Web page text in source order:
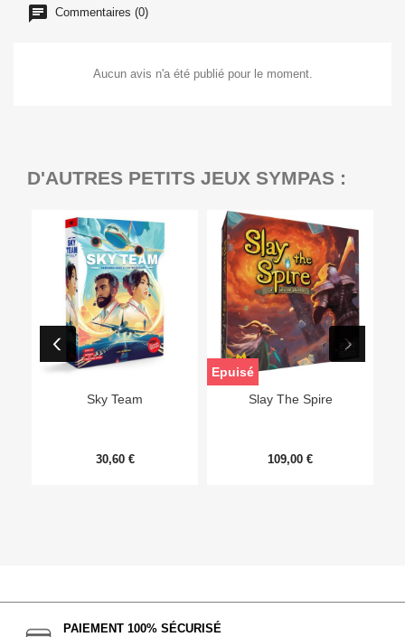
Commentaires (0)
Aucun avis n'a été publié pour le moment.
D'AUTRES PETITS JEUX SYMPAS :
Sky Team
30,60 €
Slay The Spire
109,00 €
Epuisé
PAIEMENT 100% SÉCURISÉ